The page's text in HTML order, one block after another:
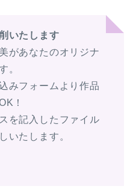
いたします
があなたのオリジナ
。
みフォームより作品
！
を記入したファイル
いたします。